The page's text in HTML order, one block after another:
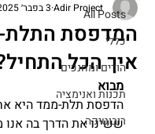
All Posts
כללי
הורים ומחנכים
תכנות ואנימציה
רובוטיקה
המדפסת
איך הכל
Adir Project 3 בפבר׳ 2025
מבוא
הדפסת תלת-ממד היא
ששינו את הדרך בה אנו